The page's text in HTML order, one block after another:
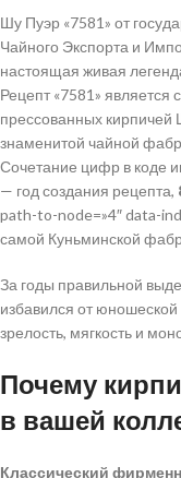
Шу Пуэр «7581» от
Чайного Экспорта и
настоящая живая
Рецепт «7581»
прессованных кирпичей
знаменитой чайной
Сочетание цифр в коде
— год создания рецепта,
path-to-node=»4″ data-
самой Куньминской
За годы правильной
избавился от
зрелость, мягкость и
Почему
в вашей
Классический